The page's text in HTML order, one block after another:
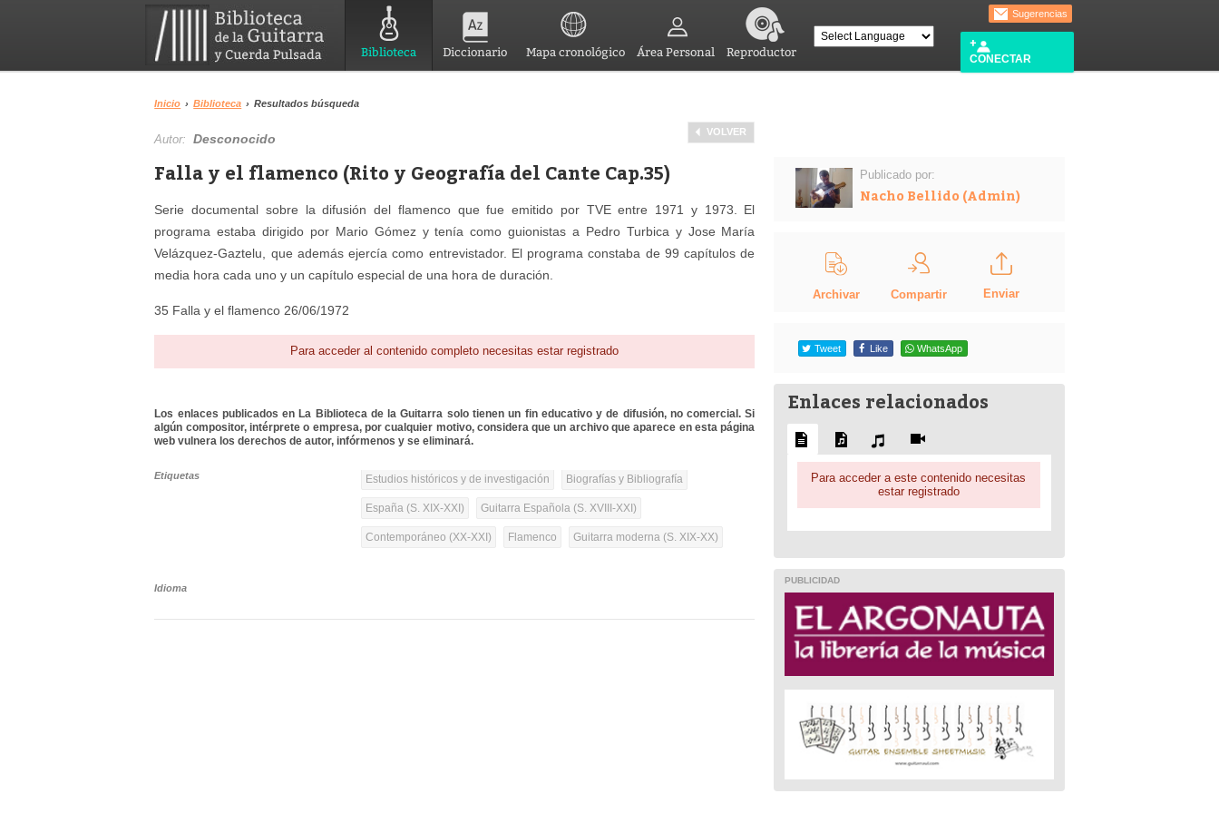
Biblioteca Diccionario Mapa cronológico Área Personal Reproductor
Sugerencias
CONECTAR
Inicio › Biblioteca › Resultados búsqueda
VOLVER
Autor:Desconocido
Falla y el flamenco (Rito y Geografía del Cante Cap.35)
Serie documental sobre la difusión del flamenco que fue emitido por TVE entre 1971 y 1973. El
programa estaba dirigido por Mario Gómez y tenía como guionistas a Pedro Turbica y Jose María
Velázquez-Gaztelu, que además ejercía como entrevistador. El programa constaba de 99 capítulos de
media hora cada uno y un capítulo especial de una hora de duración.
35 Falla y el flamenco 26/06/1972
Para acceder al contenido completo necesitas estar registrado
Los enlaces publicados en La Biblioteca de la Guitarra solo tienen un fin educativo y de difusión, no comercial. Si
algún compositor, intérprete o empresa, por cualquier motivo, considera que un archivo que aparece en esta página
web vulnera los derechos de autor, infórmenos y se eliminará.
Etiquetas Estudios históricos y de investigación Biografías y Bibliografía
España (S. XIX-XXI) Guitarra Española (S. XVIII-XXI)
Contemporáneo (XX-XXI) Flamenco Guitarra moderna (S. XIX-XX)
Idioma
Publicado por:
Nacho Bellido (Admin)
Archivar Compartir Enviar
Tweet Like WhatsApp
Enlaces relacionados
Para acceder a este contenido necesitas
estar registrado
PUBLICIDAD